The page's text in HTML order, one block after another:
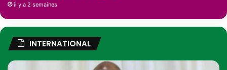
il y a 2 semaines
INTERNATIONAL